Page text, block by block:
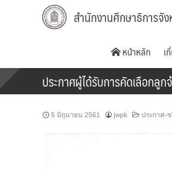
สำนักงานศึกษาธิการจั
หน้าหลัก เ
ประกาศผู้ได้รับการคัดเลือกลู
5 มิถุนายน 2561 jwpk ประกาศ-